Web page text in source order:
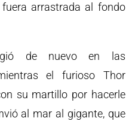
arrastrada al fondo
de nuevo en las
el furioso Thor
su martillo por hacerle
al mar al gigante, que